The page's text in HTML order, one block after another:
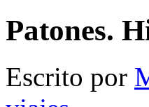
Patones.
Escrito por